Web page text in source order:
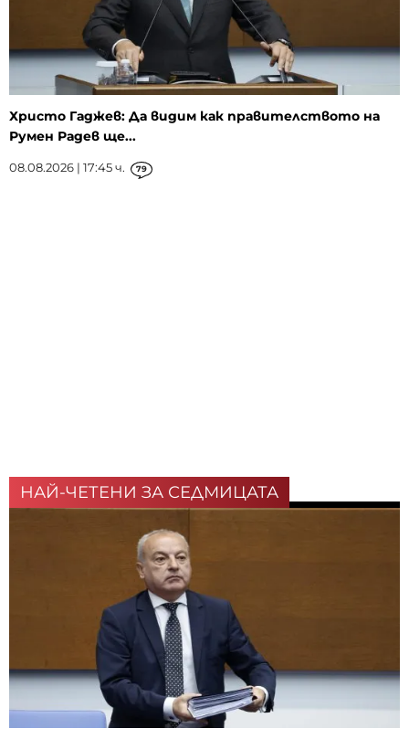
Христо Гаджев: Да видим как правителството на
Румен Радев ще...
08.08.2026 | 17:45 ч. 79
НАЙ-ЧЕТЕНИ ЗА СЕДМИЦАТА